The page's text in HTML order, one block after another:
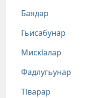
Баядар
Гьисабунар
Мискlалар
Фадлугьунар
Тlварар